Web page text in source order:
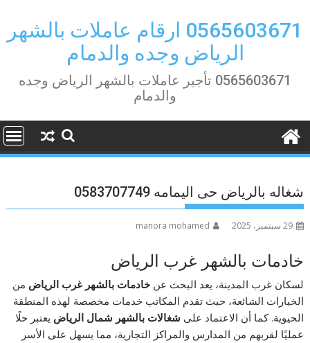
content
0565603671 ارقام عاملات بالشهر
الرياض وجده والدمام
0565603671 تأجير عاملات بالشهر الرياض وجده
والدمام
شغاله بالرياض حى اليمامه 0583707749
29 سبتمبر، 2025 manora mohamed
خادمات بالشهر غرب الرياض
لسكان غرب المدينة، يعد البحث عنخادمات بالشهر غرب الرياض من
الخيارات الشائعة، حيث تقدم المكاتب خدمات مخصصة لهذه المنطقة
الحيوية. كما أن الاعتماد على شغالات بالشهر شمال الرياض يعتبر حلًا
عمليًا لقربهم من المدارس والمراكز التجارية، مما يسهل على الأسر